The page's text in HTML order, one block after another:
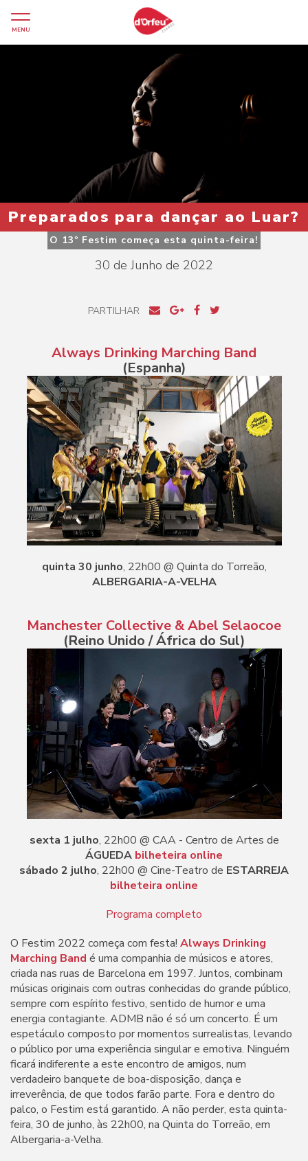
MENU
Preparados para dançar ao Luar?
O 13º Festim começa esta quinta-feira!
30 de Junho de 2022
PARTILHAR
Always Drinking Marching Band
(Espanha)
quinta 30 junho, 22h00 @ Quinta do Torreão,
ALBERGARIA-A-VELHA
Manchester Collective & Abel Selaocoe
(Reino Unido / África do Sul)
sexta 1 julho, 22h00 @ CAA - Centro de Artes de
ÁGUEDA bilheteira online
sábado 2 julho, 22h00 @ Cine-Teatro de ESTARREJA
bilheteira online
Programa completo
O Festim 2022 começa com festa! Always Drinking
Marching Band é uma companhia de músicos e atores,
criada nas ruas de Barcelona em 1997. Juntos, combinam
músicas originais com outras conhecidas do grande público,
sempre com espírito festivo, sentido de humor e uma
energia contagiante. ADMB não é só um concerto. É um
espetáculo composto por momentos surrealistas, levando
o público por uma experiência singular e emotiva. Ninguém
ficará indiferente a este encontro de amigos, num
verdadeiro banquete de boa-disposição, dança e
irreverência, de que todos farão parte. Fora e dentro do
palco, o Festim está garantido. A não perder, esta quinta-
feira, 30 de junho, às 22h00, na Quinta do Torreão, em
Albergaria-a-Velha.